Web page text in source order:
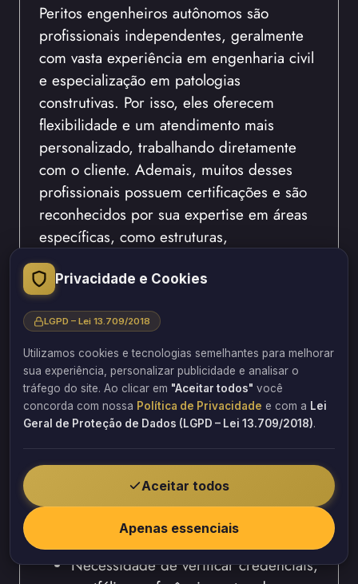
Peritos engenheiros autônomos são
profissionais independentes, geralmente
com vasta experiência em engenharia civil
e especialização em patologias
construtivas. Por isso, eles oferecem
flexibilidade e um atendimento mais
personalizado, trabalhando diretamente
com o cliente. Ademais, muitos desses
profissionais possuem certificações e são
reconhecidos por sua expertise em áreas
específicas, como estruturas,
impermeabilização ou instalações.
Portanto, a escolha de um perito autônomo
pode ser vantajosa pela relação direta e
pela possibilidade de encontrar um
especialista com o perfil exato para o seu
problema, mas é crucial verificar suas
credenciais, portfólio e referências.
Profissionais independentes com
Oferecem atendimento personalizado
e flexibilidade de agenda
Podem ser altamente especializados
em nichos específicos da engenharia
Necessidade de verificar credenciais,
Privacidade e Cookies
LGPD – Lei 13.709/2018
Utilizamos cookies e tecnologias semelhantes para melhorar
sua experiência, personalizar publicidade e analisar o
tráfego do site. Ao clicar em "Aceitar todos" você
concorda com nossa Política de Privacidade e com a Lei
Geral de Proteção de Dados (LGPD – Lei 13.709/2018).
Aceitar todos
Apenas essenciais